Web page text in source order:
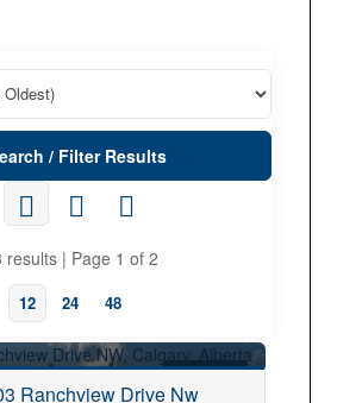
/ Filter Results
results | Page 1 of 2
12 24 48
Ranchview Drive Nw